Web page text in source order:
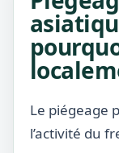
Le piégeage
l’activité du